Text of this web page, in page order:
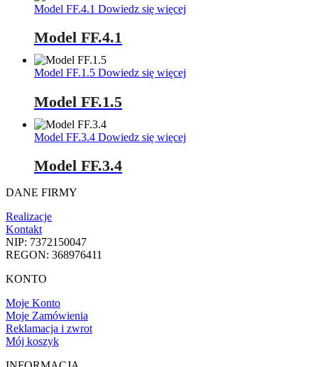
Model FF.4.1 Dowiedz się więcej
Model FF.4.1
Model FF.1.5 Dowiedz się więcej
Model FF.1.5
Model FF.3.4 Dowiedz się więcej
Model FF.3.4
DANE FIRMY
Realizacje
Kontakt
NIP: 7372150047
REGON: 368976411
KONTO
Moje Konto
Moje Zamówienia
Reklamacja i zwrot
Mój koszyk